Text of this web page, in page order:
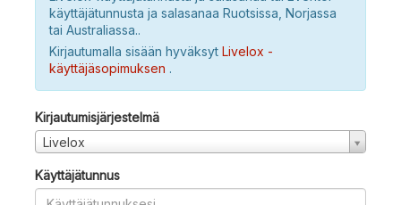
käyttäjätunnusta ja salasanaa Ruotsissa, Norjassa
tai Australiassa..
Kirjautumalla sisään hyväksyt Livelox -
käyttäjäsopimuksen .
Kirjautumisjärjestelmä
Livelox
Käyttäjätunnus